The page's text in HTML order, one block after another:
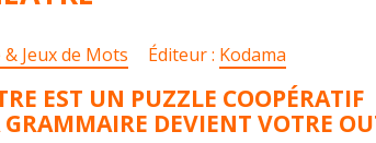
Jeux de Mots Éditeur : Kodama
EST UN PUZZLE COOPÉRATIF
DEVIENT VOTRE